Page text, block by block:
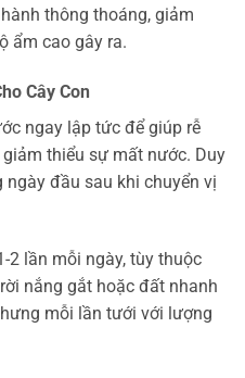
thông thoáng, giảm
ẩm cao gây ra.
Cây Con
ngay lập tức để giúp rễ
thiểu sự mất nước. Duy
đầu sau khi chuyển vị
2 lần mỗi ngày, tùy thuộc
nắng gắt hoặc đất nhanh
mỗi lần tưới với lượng